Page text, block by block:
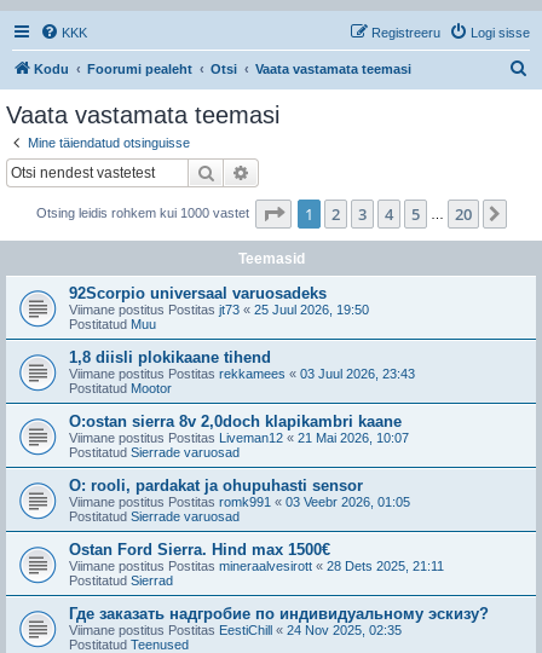
KKK Logi sisse
Registreeru
Kodu Foorumi pealeht Otsi Vaata vastamata teemasi
Vaata vastamata teemasi
Mine täiendatud otsinguisse
Otsi
Otsing leidis rohkem kui 1000 vastet 1 . leht20 -st
1 2 3 4 5 20
Teemasid
92Scorpio universaal varuosadeks
Viimane postitus Postitas jt73 « 25 Juul 2026, 19:50
Postitatud Muu
1,8 diisli plokikaane tihend
Viimane postitus Postitas rekkamees « 03 Juul 2026, 23:43
Postitatud Mootor
O:ostan sierra 8v 2,0doch klapikambri kaane
Viimane postitus Postitas Liveman12 « 21 Mai 2026, 10:07
Postitatud Sierrade varuosad
O: rooli, pardakat ja ohupuhasti sensor
Viimane postitus Postitas romk991 « 03 Veebr 2026, 01:05
Postitatud Sierrade varuosad
Ostan Ford Sierra. Hind max 1500€
Viimane postitus Postitas mineraalvesirott « 28 Dets 2025, 21:11
Postitatud Sierrad
Где заказать надгробие по индивидуальному эскизу?
Viimane postitus Postitas EestiChill « 24 Nov 2025, 02:35
Postitatud Teenused